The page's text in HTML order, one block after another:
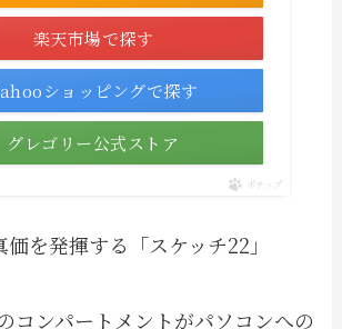
楽天市場で探す
ショッピングで探す
グレゴリー公式ストア
ポチップ
を発揮する「スケッチ22」
コンパートメントがパソコンへの